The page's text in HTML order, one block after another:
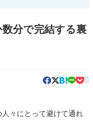
数分で完結する裏

々にとって避けて通れ